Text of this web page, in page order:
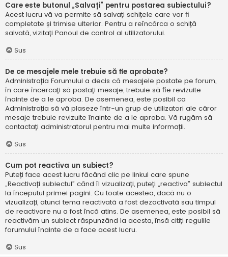
Care este butonul „Salvați” pentru postarea subiectului?
Acest lucru vă va permite să salvați schițele care vor fi
completate și trimise ulterior. Pentru a reîncărca o schiță
salvată, vizitați Panoul de control al utilizatorului.
Sus
De ce mesajele mele trebuie să fie aprobate?
Administrația Forumului a decis că mesajele postate pe forum,
în care încercați să postați mesaje, trebuie să fie revizuite
înainte de a le aproba. De asemenea, este posibil ca
Administrația să vă plaseze într-un grup de utilizatori ale căror
mesaje trebuie revizuite înainte de a le aproba. Vă rugăm să
contactați administratorul pentru mai multe informații.
Sus
Cum pot reactiva un subiect?
Puteți face acest lucru făcând clic pe linkul care spune
„Reactivați subiectul” când îl vizualizați, puteți „reactiva” subiectul
la începutul primei pagini. Cu toate acestea, dacă nu o
vizualizați, atunci tema reactivată a fost dezactivată sau timpul
de reactivare nu a fost încă atins. De asemenea, este posibil să
reactivăm un subiect răspunzând la acesta, însă citiți regulile
forumului înainte de a face acest lucru.
Sus